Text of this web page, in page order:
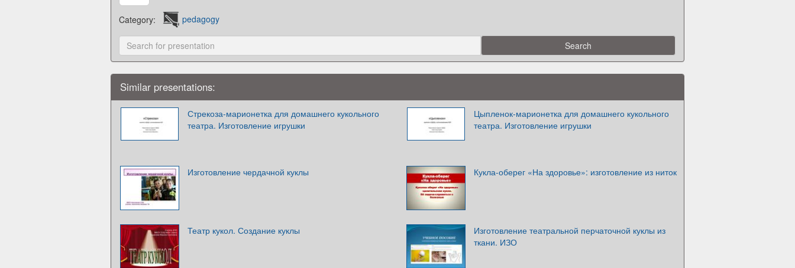
Category: pedagogy
Similar presentations:
Стрекоза-марионетка для домашнего кукольного
театра. Изготовление игрушки
Цыпленок-марионетка для домашнего кукольного
театра. Изготовление игрушки
Изготовление чердачной куклы Кукла-оберег «На здоровье»: изготовление из ниток
Театр кукол. Создание куклы
Изготовление театральной перчаточной куклы из
ткани. ИЗО